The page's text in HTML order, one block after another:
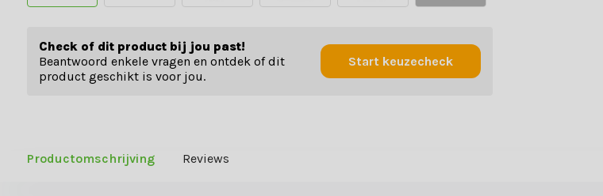
Check of dit product bij jou past!
Beantwoord enkele vragen en ontdek of dit
product geschikt is voor jou.
Start keuzecheck
Productomschrijving Reviews